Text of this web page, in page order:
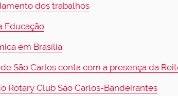
dos trabalhos
Educação
em Brasília
São Carlos conta com a presença da
Rotary Club São Carlos-Bandeirantes